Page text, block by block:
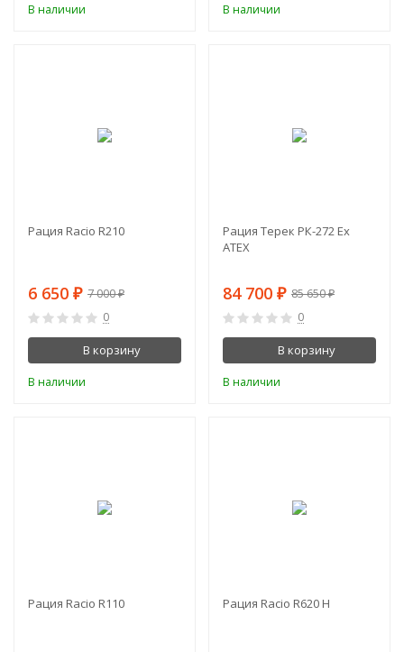
В наличии В наличии
Рация Racio R210
6 650 ₽ 7 000₽
0
В корзину
В наличии
Рация Терек РК-272 Ex
ATEX
84 700 ₽ 85 650₽
0
В корзину
В наличии
Рация Racio R110 Рация Racio R620 H